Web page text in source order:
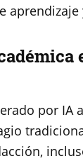
por IA